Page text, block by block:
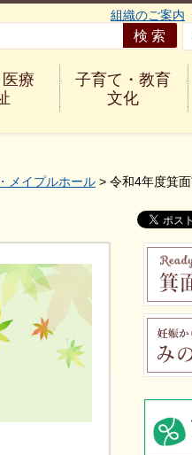
組織のご案内
療
子育て・教育
文化
メイプルホール > 令和4年度箕